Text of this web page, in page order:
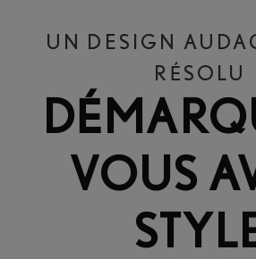
UN DESIGN
RÉSOLU
VOUS